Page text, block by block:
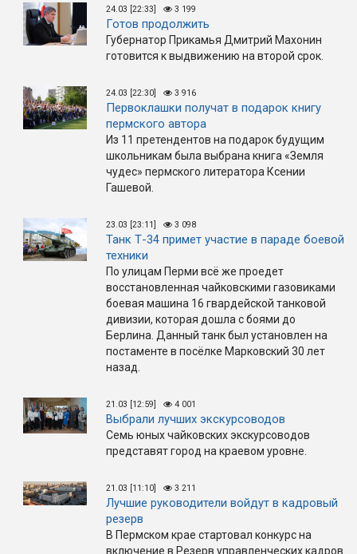
24.03 [22:33] 3 199
Готов продолжить
Губернатор Прикамья Дмитрий Махонин
готовится к выдвижению на второй срок.
24.03 [22:30] 3 916
Первоклашки получат в подарок книгу
пермского автора
Из 11 претендентов на подарок будущим
школьникам была выбрана книга «Земля
чудес» пермского литератора Ксении
Гашевой.
23.03 [23:11] 3 098
Танк Т-34 примет участие в параде боевой
техники
По улицам Перми всё же проедет
восстановленная чайковскими газовиками
боевая машина 16 гвардейской танковой
дивизии, которая дошла с боями до
Берлина. Данный танк был установлен на
постаменте в посёлке Марковский 30 лет
назад.
21.03 [12:59] 4 001
Выбрали лучших экскурсоводов
Семь юных чайковских экскурсоводов
представят город на краевом уровне.
21.03 [11:10] 3 211
Лучшие руководители войдут в кадровый
резерв
В Пермском крае стартовал конкурс на
включение в Резерв управленческих кадров